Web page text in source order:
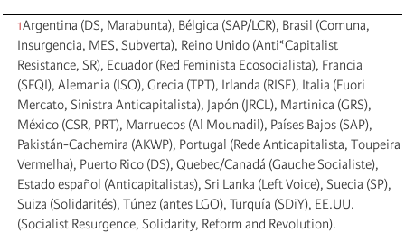
1Argentina (DS, Marabunta), Bélgica (SAP/LCR), Brasil (Comuna,
Insurgencia, MES, Subverta), Reino Unido (Anti*Capitalist
Resistance, SR), Ecuador (Red Feminista Ecosocialista), Francia
(SFQI), Alemania (ISO), Grecia (TPT), Irlanda (RISE), Italia (Fuori
Mercato, Sinistra Anticapitalista), Japón (JRCL), Martinica (GRS),
México (CSR, PRT), Marruecos (Al Mounadil), Países Bajos (SAP),
Pakistán-Cachemira (AKWP), Portugal (Rede Anticapitalista, Toupeira
Vermelha), Puerto Rico (DS), Quebec/Canadá (Gauche Socialiste),
Estado español (Anticapitalistas), Sri Lanka (Left Voice), Suecia (SP),
Suiza (Solidarités), Túnez (antes LGO), Turquía (SDiY), EE.UU.
(Socialist Resurgence, Solidarity, Reform and Revolution).